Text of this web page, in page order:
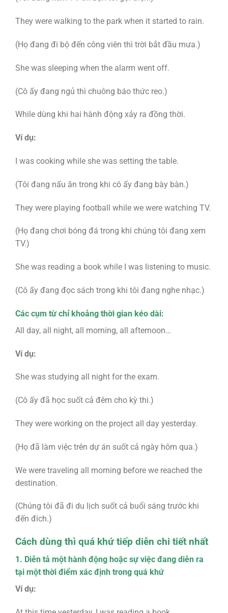
They were walking to the park when it started to rain.
(Họ đang đi bộ đến công viên thì trời bắt đầu mưa.)
She was sleeping when the alarm went off.
(Cô ấy đang ngủ thì chuông báo thức reo.)
While dùng khi hai hành động xảy ra đồng thời.
Ví dụ:
I was cooking while she was setting the table.
(Tôi đang nấu ăn trong khi cô ấy đang bày bàn.)
They were playing football while we were watching TV.
(Họ đang chơi bóng đá trong khi chúng tôi đang xem
TV.)
She was reading a book while I was listening to music.
(Cô ấy đang đọc sách trong khi tôi đang nghe nhạc.)
Các cụm từ chỉ khoảng thời gian kéo dài:
All day, all night, all morning, all afternoon…
Ví dụ:
She was studying all night for the exam.
(Cô ấy đã học suốt cả đêm cho kỳ thi.)
They were working on the project all day yesterday.
(Họ đã làm việc trên dự án suốt cả ngày hôm qua.)
We were traveling all morning before we reached the
destination.
(Chúng tôi đã đi du lịch suốt cả buổi sáng trước khi
đến đích.)
Cách dùng thì quá khứ tiếp diễn chi tiết nhất
1. Diễn tả một hành động hoặc sự việc đang diễn ra
tại một thời điểm xác định trong quá khứ
Ví dụ: